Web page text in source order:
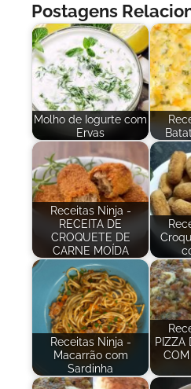
Postagens
Molho de Iogurte com
Ervas
Receitas Ninja -
RECEITA DE
CROQUETE DE
CARNE MOÍDA
Receitas Ninja -
Macarrão com
Sardinha
PIZZA